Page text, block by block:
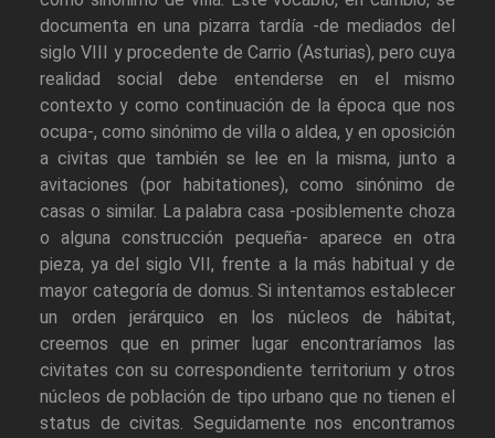
documenta en una pizarra tardía -de mediados del
siglo VIII y procedente de Carrio (Asturias), pero cuya
realidad social debe entenderse en el mismo
contexto y como continuación de la época que nos
ocupa-, como sinónimo de villa o aldea, y en oposición
a civitas que también se lee en la misma, junto a
avitaciones (por habitationes), como sinónimo de
casas o similar. La palabra casa -posiblemente choza
o alguna construcción pequeña- aparece en otra
pieza, ya del siglo VII, frente a la más habitual y de
mayor categoría de domus. Si intentamos establecer
un orden jerárquico en los núcleos de hábitat,
creemos que en primer lugar encontraríamos las
civitates con su correspondiente territorium y otros
núcleos de población de tipo urbano que no tienen el
status de civitas. Seguidamente nos encontramos